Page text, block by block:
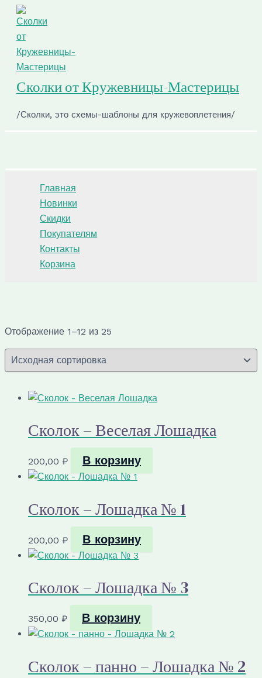
Перейти
содержимому
Сколки от Кружевницы-Мастерицы
/Сколки, это схемы-шаблоны для кружевоплетения/
Главная
Новинки
Скидки
Покупателям
Контакты
Корзина
Отображение 1–12 из 25
Сколок – Веселая Лошадка
200,00 ₽ В корзину
Сколок – Лошадка № 1
200,00 ₽ В корзину
Сколок – Лошадка № 3
350,00 ₽ В корзину
Сколок – панно – Лошадка № 2